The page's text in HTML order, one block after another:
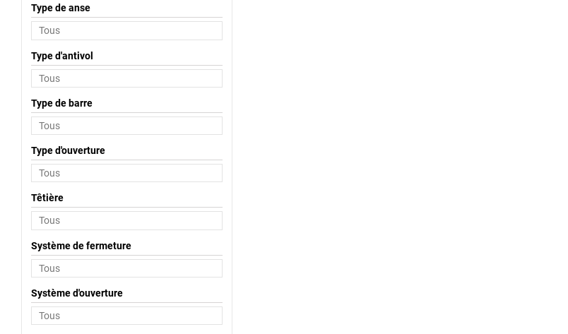
Type de anse
Type d'antivol
Type de barre
Type d'ouverture
Têtière
Système de fermeture
Système d'ouverture